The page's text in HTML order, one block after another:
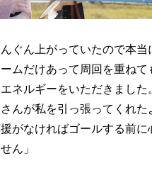
んぐん上がっていたので本
ムだけあって周回を重ね
ネルギーをいただきました
んが私を引っ張ってくれた
がなければゴールする前に
ん」